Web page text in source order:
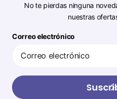
No te pierdas ninguna
nuestras
Correo electrónico